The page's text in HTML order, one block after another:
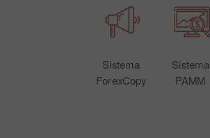
Sistema
ForexCopy
Sistema
PAMM